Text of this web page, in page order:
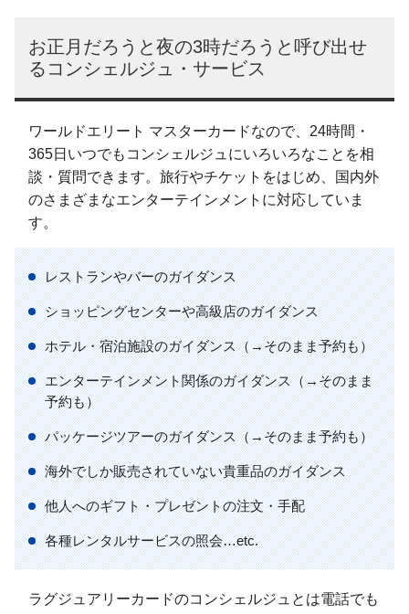
お正月だろうと夜の3時だろうと呼び出せ
るコンシェルジュ・サービス
ワールドエリート マスターカードなので、24時間・
365日いつでもコンシェルジュにいろいろなことを相
談・質問できます。旅行やチケットをはじめ、国内外
のさまざまなエンターテインメントに対応していま
す。
レストランやバーのガイダンス
ショッピングセンターや高級店のガイダンス
ホテル・宿泊施設のガイダンス（→そのまま予約も）
エンターテインメント関係のガイダンス（→そのまま
予約も）
パッケージツアーのガイダンス（→そのまま予約も）
海外でしか販売されていない貴重品のガイダンス
他人へのギフト・プレゼントの注文・手配
各種レンタルサービスの照会…etc.
ラグジュアリーカードのコンシェルジュとは電話でも